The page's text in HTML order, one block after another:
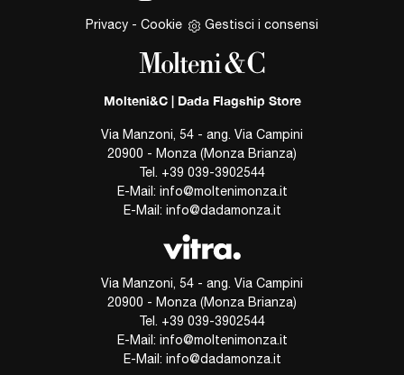
Privacy - Cookie Gestisci i consensi
Molteni&C | Dada Flagship Store
Via Manzoni, 54 - ang. Via Campini
20900 - Monza (Monza Brianza)
Tel. +39 039-3902544
E-Mail: info@moltenimonza.it
E-Mail: info@dadamonza.it
Via Manzoni, 54 - ang. Via Campini
20900 - Monza (Monza Brianza)
Tel. +39 039-3902544
E-Mail: info@moltenimonza.it
E-Mail: info@dadamonza.it